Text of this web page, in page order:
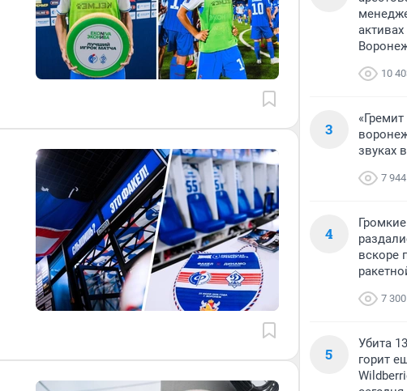
10
3
звуках
7 944
4
вскоре
7 300
5
Убита
горит